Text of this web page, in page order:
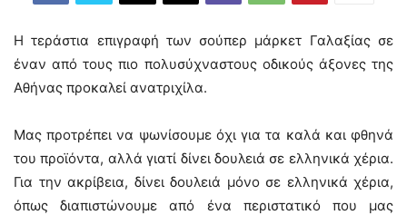
Η τεράστια επιγραφή των σούπερ μάρκετ Γαλαξίας σε
έναν από τους πιο πολυσύχναστους οδικούς άξονες της
Αθήνας προκαλεί ανατριχίλα.
Μας προτρέπει να ψωνίσουμε όχι για τα καλά και φθηνά
του προϊόντα, αλλά γιατί δίνει δουλειά σε ελληνικά χέρια.
Για την ακρίβεια, δίνει δουλειά μόνο σε ελληνικά χέρια,
όπως διαπιστώνουμε από ένα περιστατικό που μας